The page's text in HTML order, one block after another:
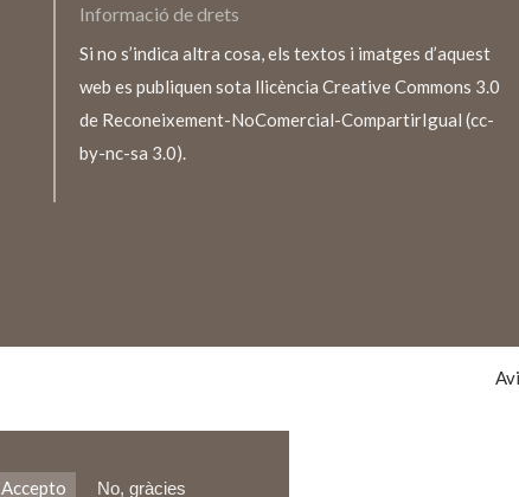
Informació de drets
Si no s’indica altra cosa, els textos i imatges d’aquest
web es publiquen sota llicència Creative Commons 3.0
de Reconeixement-NoComercial-CompartirIgual (cc-
by-nc-sa 3.0).
Accepto No, gràcies